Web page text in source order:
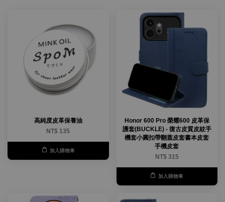
高純度皮革保養油
NT$ 135
加入購物車
Honor 600 Pro 榮耀600 皮革保
護套(BUCKLE) - 復古皮質皮紋手
機套小圓扣帶翻蓋皮套書本皮套
手機皮套
NT$ 315
加入購物車